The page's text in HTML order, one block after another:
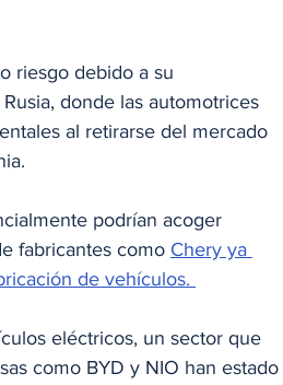
riesgo debido a su
donde las automotrices
al retirarse del mercado
podrían acoger
fabricantes como Chery ya
de vehículos.
eléctricos, un sector que
como BYD y NIO han estado